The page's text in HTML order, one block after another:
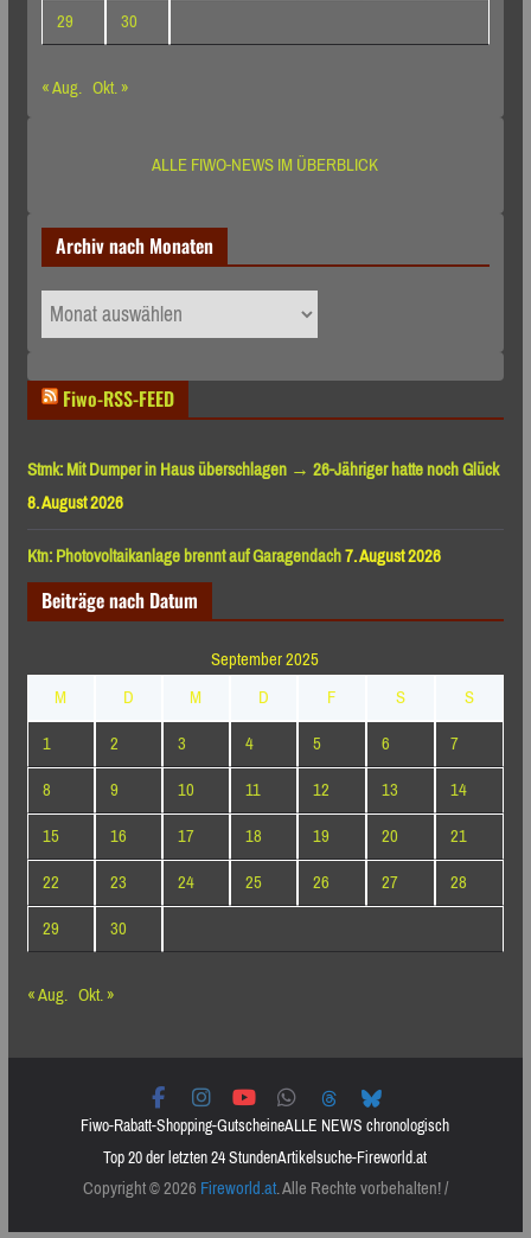
29
30
« Aug. Okt. »
ALLE FIWO-NEWS IM ÜBERBLICK
Archiv nach Monaten
Archiv
nach
Fiwo-RSS-FEED
Stmk: Mit Dumper in Haus überschlagen → 26-Jähriger hatte noch Glück
8. August 2026
Ktn: Photovoltaikanlage brennt auf Garagendach7. August 2026
Beiträge nach Datum
September 2025
M
D M D F S
S
1
2 3 4 5 6
7
8
9 10 11 12 13
14
15
16 17 18 19 20
21
22
23 24 25 26 27
28
29
30
« Aug. Okt. »
Fiwo-Rabatt-Shopping-GutscheineALLE NEWS chronologisch
Top 20 der letzten 24 StundenArtikelsuche-Fireworld.at
Copyright © 2026Fireworld.at. Alle Rechte vorbehalten! /